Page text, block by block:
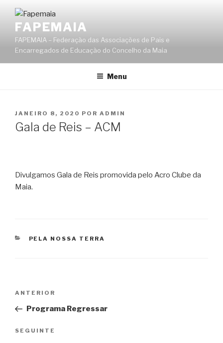
conteúdo
FAPEMAIA
FAPEMAIA – Federação das Associações de Pais e
Encarregados de Educação do Concelho da Maia
Menu
PUBLICADO
EM
JANEIRO 8, 2020 POR ADMIN
Gala de Reis – ACM
Divulgamos Gala de Reis promovida pelo Acro Clube da
Maia.
CATEGORIAS
PELA NOSSA TERRA
artigos
Conteúdo
anterior
ANTERIOR
Programa Regressar
Conteúdo
SEGUINTE